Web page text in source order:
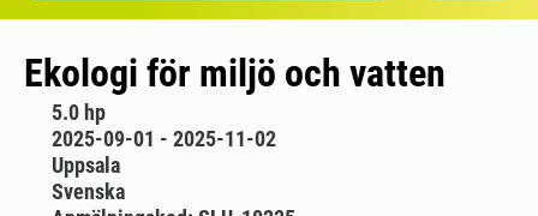
Ekologi för miljö och vatten
5.0 hp
2025-09-01 - 2025-11-02
Uppsala
Svenska